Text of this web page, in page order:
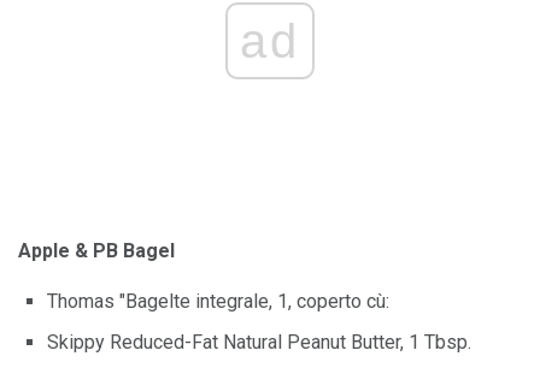
ad
Apple & PB Bagel
Thomas "Bagelte integrale, 1, coperto cù:
Skippy Reduced-Fat Natural Peanut Butter, 1 Tbsp.